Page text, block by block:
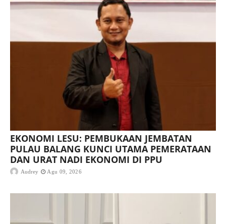
EKONOMI LESU: PEMBUKAAN JEMBATAN
PULAU BALANG KUNCI UTAMA PEMERATAAN
DAN URAT NADI EKONOMI DI PPU
Audrey Agu 09, 2026